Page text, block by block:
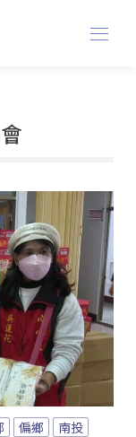
偏鄉
南投